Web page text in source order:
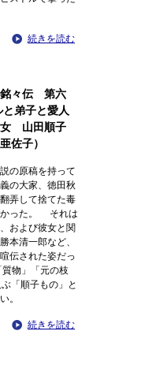
続きを読む
銘々伝 第六
弟子と愛人
女 山田順子
佐子）
の原稿を持って
の大家、徳田秋
弄して捨てた毒
かった。 それは
および彼女と関
本清一郎など、
伝された姿だっ
物」「元の枝
「順子もの」と
。
続きを読む